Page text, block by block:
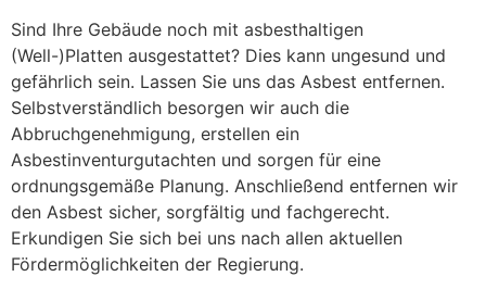
Sind Ihre Gebäude noch mit asbesthaltigen
(Well-)Platten ausgestattet? Dies kann ungesund und
gefährlich sein. Lassen Sie uns das Asbest entfernen.
Selbstverständlich besorgen wir auch die
Abbruchgenehmigung, erstellen ein
Asbestinventurgutachten und sorgen für eine
ordnungsgemäße Planung. Anschließend entfernen wir
den Asbest sicher, sorgfältig und fachgerecht.
Erkundigen Sie sich bei uns nach allen aktuellen
Fördermöglichkeiten der Regierung.